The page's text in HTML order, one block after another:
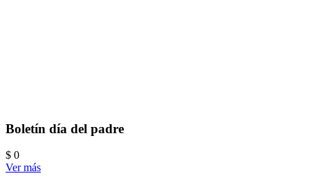
Boletín día del padre
$ 0
Ver más